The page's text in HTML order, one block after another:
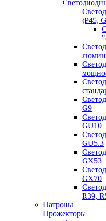
(P45,
G9
GU10
GU5.3
GX53
GX70
R39,
Патроны
Прожекторы